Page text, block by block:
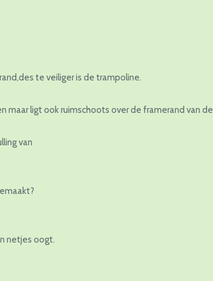
te veiliger is de trampoline.
maar ligt ook ruimschoots over de framerand van de
van
netjes oogt.